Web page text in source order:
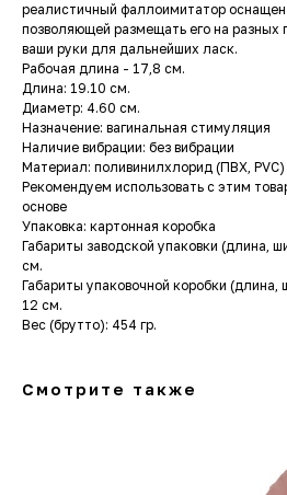
реалистичный фаллоимитатор
позволяющей размещать его на разных
ваши руки для дальнейших ласк.
Рабочая длина - 17,8 см.
Длина: 19.10 см.
Диаметр: 4.60 см.
Назначение: вагинальная стимуляция
Наличие вибрации: без вибрации
Материал: поливинилхлорид (ПВХ, PVC)
Рекомендуем использовать с этим
основе
Упаковка: картонная коробка
Габариты заводской упаковки (длина,
см.
Габариты упаковочной коробки
12 см.
Вес (брутто): 454 гр.
Смотрите также